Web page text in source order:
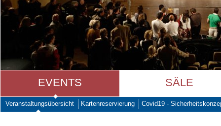
EVENTS SÄLE
Veranstaltungsübersicht Kartenreservierung Covid19 -